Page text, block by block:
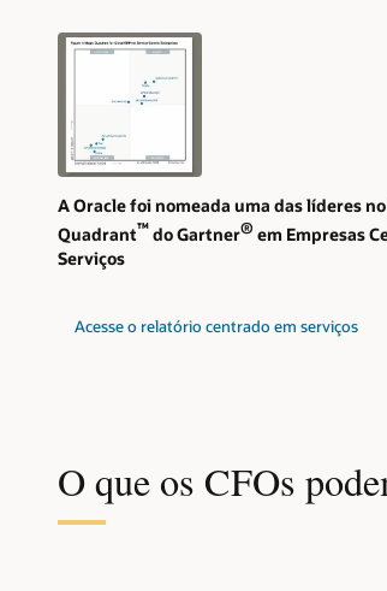
A Oracle foi nomeada uma das líderes
Quadrant™do Gartner® em Empresas
Serviços
Acesse o relatório centrado em serviços
O que os CFOs